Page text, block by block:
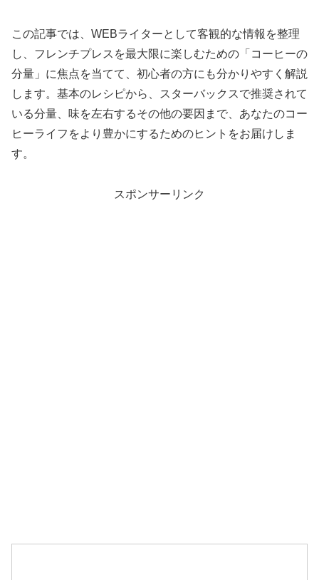
この記事では、WEBライターとして客観的な情報を整理
し、フレンチプレスを最大限に楽しむための「コーヒーの
分量」に焦点を当てて、初心者の方にも分かりやすく解説
します。基本のレシピから、スターバックスで推奨されて
いる分量、味を左右するその他の要因まで、あなたのコー
ヒーライフをより豊かにするためのヒントをお届けしま
す。
スポンサーリンク